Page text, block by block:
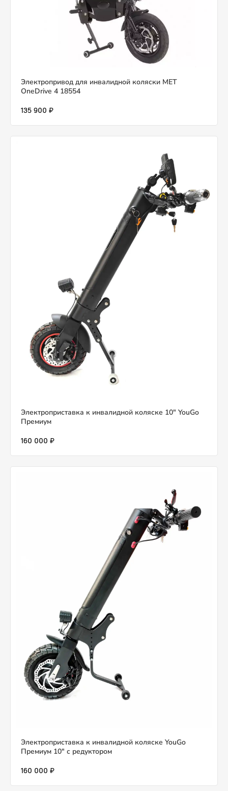
Электропривод для инвалидной коляски MET
OneDrive 4 18554
135 900 ₽
Электроприставка к инвалидной коляске 10" YouGo
Премиум
160 000 ₽
Электроприставка к инвалидной коляске YouGo
Премиум 10" с редуктором
160 000 ₽